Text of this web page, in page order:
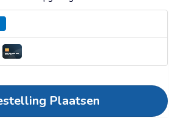
Plaatsen